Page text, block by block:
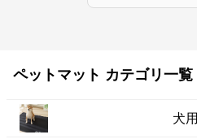
ペットマット カテゴリ一覧
犬用